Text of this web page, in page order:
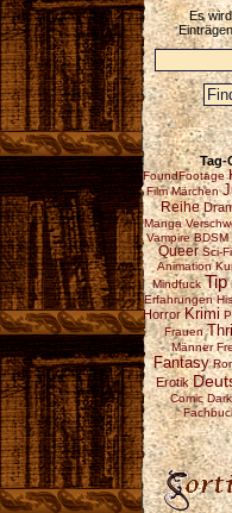
Es
Tag-
FoundFootage
Film Märchen
Reihe
Manga
Vampire BDSM
Queer Sci-Fi
Animation
Mindfuck Tip
Erfahrungen
Horror Krimi
Frauen
Männer
Fantasy
Erotik
Comic Dark